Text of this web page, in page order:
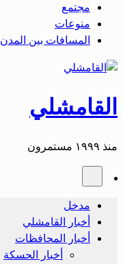
مجتمع
منوعات
المسافات بين المدن
القامشلي
منذ ١٩٩٩ مستمرون
مدخل
أخبار القامشلي
أخبار المحافظات
أخبار الحسكة